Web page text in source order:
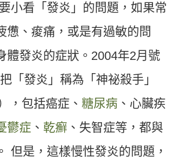
小看「發炎」的問題，如果常
憊、痠痛，或是有過敏的問
體發炎的症狀。2004年2月號
「發炎」稱為「神祕殺手」
，包括癌症、 糖尿病 、心臟疾
鬱症 、 乾癬 、失智症等，都與
但是，這樣慢性發炎的問題，